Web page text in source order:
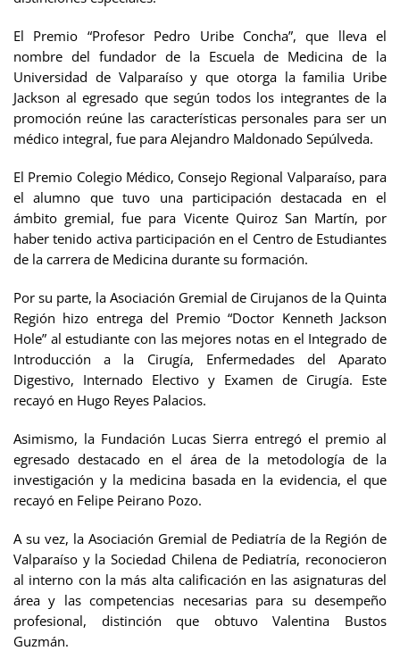
El Premio “Profesor Pedro Uribe Concha”, que lleva el
nombre del fundador de la Escuela de Medicina de la
Universidad de Valparaíso y que otorga la familia Uribe
Jackson al egresado que según todos los integrantes de la
promoción reúne las características personales para ser un
médico integral, fue para Alejandro Maldonado Sepúlveda.
El Premio Colegio Médico, Consejo Regional Valparaíso, para
el alumno que tuvo una participación destacada en el
ámbito gremial, fue para Vicente Quiroz San Martín, por
haber tenido activa participación en el Centro de Estudiantes
de la carrera de Medicina durante su formación.
Por su parte, la Asociación Gremial de Cirujanos de la Quinta
Región hizo entrega del Premio “Doctor Kenneth Jackson
Hole” al estudiante con las mejores notas en el Integrado de
Introducción a la Cirugía, Enfermedades del Aparato
Digestivo, Internado Electivo y Examen de Cirugía. Este
recayó en Hugo Reyes Palacios.
Asimismo, la Fundación Lucas Sierra entregó el premio al
egresado destacado en el área de la metodología de la
investigación y la medicina basada en la evidencia, el que
recayó en Felipe Peirano Pozo.
A su vez, la Asociación Gremial de Pediatría de la Región de
Valparaíso y la Sociedad Chilena de Pediatría, reconocieron
al interno con la más alta calificación en las asignaturas del
área y las competencias necesarias para su desempeño
profesional, distinción que obtuvo Valentina Bustos
Guzmán.